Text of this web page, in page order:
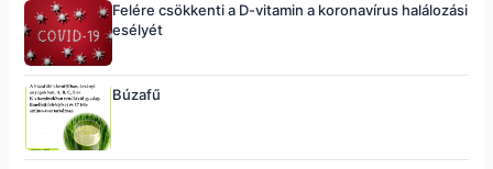
Felére csökkenti a D-vitamin a koronavírus halálozási
esélyét
Búzafű